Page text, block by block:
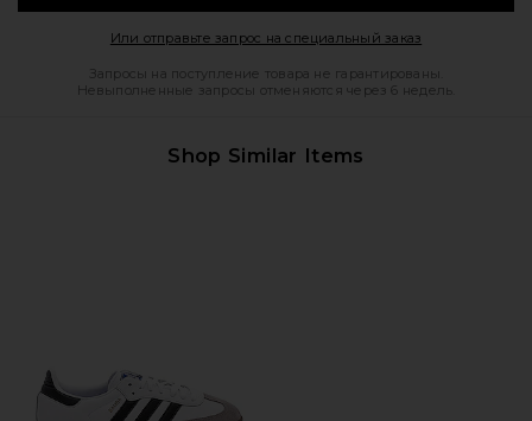
Или отправьте запрос на специальный заказ
Запросы на поступление товара не гарантированы.
Невыполненные запросы отменяются через 6 недель.
Shop Similar Items